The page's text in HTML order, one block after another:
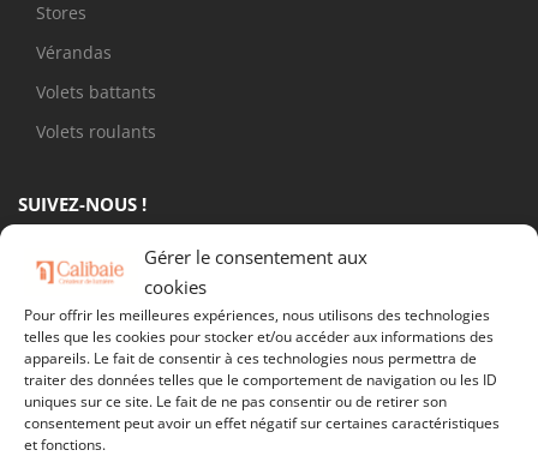
Gérer le consentement aux
cookies
Pour offrir les meilleures expériences, nous utilisons des technologies
telles que les cookies pour stocker et/ou accéder aux informations des
appareils. Le fait de consentir à ces technologies nous permettra de
traiter des données telles que le comportement de navigation ou les ID
uniques sur ce site. Le fait de ne pas consentir ou de retirer son
consentement peut avoir un effet négatif sur certaines caractéristiques
et fonctions.
Stores
Vérandas
Volets battants
Volets roulants
SUIVEZ-NOUS !